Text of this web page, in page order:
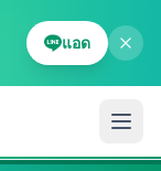
แอด